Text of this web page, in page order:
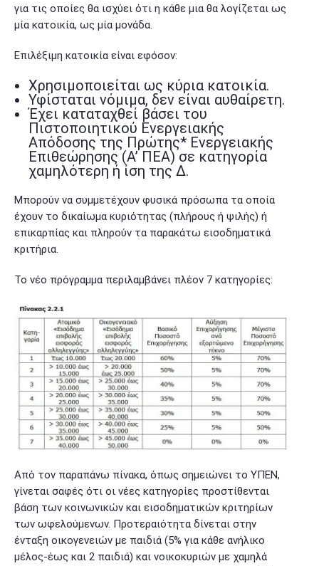
για τις οποίες θα ισχύει ότι η κάθε μια θα λογίζεται ως
μία κατοικία, ως μία μονάδα.
Επιλέξιμη κατοικία είναι εφόσον:
Χρησιμοποιείται ως κύρια κατοικία.
Υφίσταται νόμιμα, δεν είναι αυθαίρετη.
Έχει καταταχθεί βάσει του
Πιστοποιητικού Ενεργειακής
Απόδοσης της Πρώτης* Ενεργειακής
Επιθεώρησης (Α’ ΠΕΑ) σε κατηγορία
χαμηλότερη ή ίση της Δ.
Μπορούν να συμμετέχουν φυσικά πρόσωπα τα οποία
έχουν το δικαίωμα κυριότητας (πλήρους ή ψιλής) ή
επικαρπίας και πληρούν τα παρακάτω εισοδηματικά
κριτήρια.
Το νέο πρόγραμμα περιλαμβάνει πλέον 7 κατηγορίες:
Από τον παραπάνω πίνακα, όπως σημειώνει το ΥΠΕΝ,
γίνεται σαφές ότι οι νέες κατηγορίες προστίθενται
βάση των κοινωνικών και εισοδηματικών κριτηρίων
των ωφελούμενων. Προτεραιότητα δίνεται στην
ένταξη οικογενειών με παιδιά (5% για κάθε ανήλικο
μέλος-έως και 2 παιδιά) και νοικοκυριών με χαμηλά